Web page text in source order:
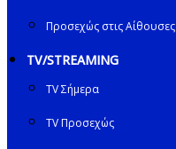
Προσεχώς στις Αίθουσες
TV/STREAMING
TV Σήμερα
TV Προσεχώς